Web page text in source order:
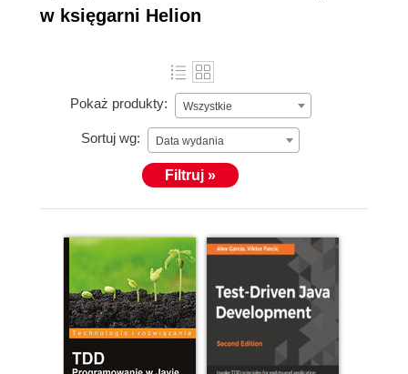
w księgarni Helion
Pokaż produkty: Wszystkie
Sortuj wg: Data wydania
Filtruj »